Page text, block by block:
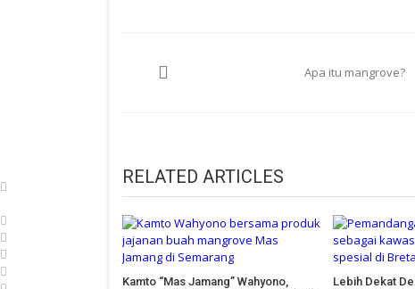
pos
Apa itu mangrove?
RELATED ARTICLES
Kamto “Mas Jamang” Wahyono,
Lebih Dekat